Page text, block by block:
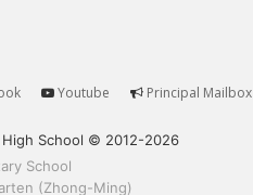
Youtube Principal Mailbox
High School © 2012-2026
School
(Zhong-Ming)